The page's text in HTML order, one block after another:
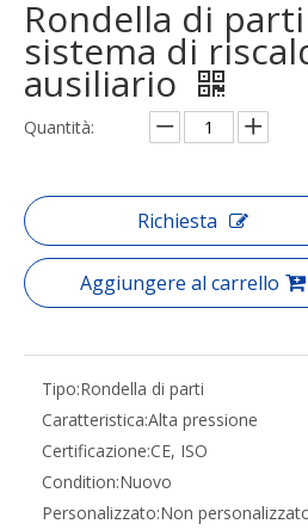
Rondella di
sistema di
ausiliario
Quantità:
Richiesta
Aggiungere al carrello
Tipo:Rondella di parti
Caratteristica:Alta pressione
Certificazione:CE, ISO
Condition:Nuovo
Personalizzato:Non